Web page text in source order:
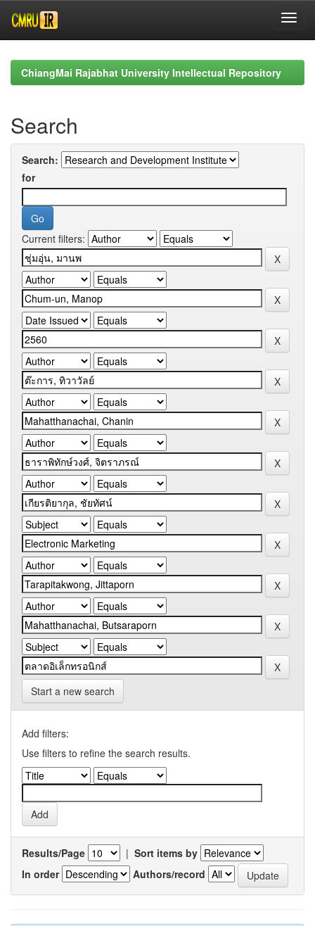
navigationChiangMai Rajabhat University Intellectual Repository
Search
Search:
for
Current filters:
Start a new search
Add filters:
Use filters to refine the search results.
Results/Page | Sort items by
In order
Authors/record